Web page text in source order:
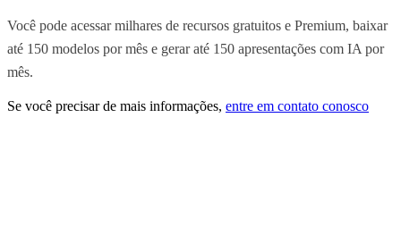
Você pode acessar milhares de recursos gratuitos e Premium, baixar
até 150 modelos por mês e gerar até 150 apresentações com IA por
mês.
Se você precisar de mais informações, entre em contato conosco